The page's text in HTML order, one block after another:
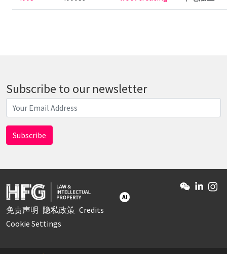
Subscribe to our newsletter
免责声明 隐私政策 Credits
Cookie Settings
AI